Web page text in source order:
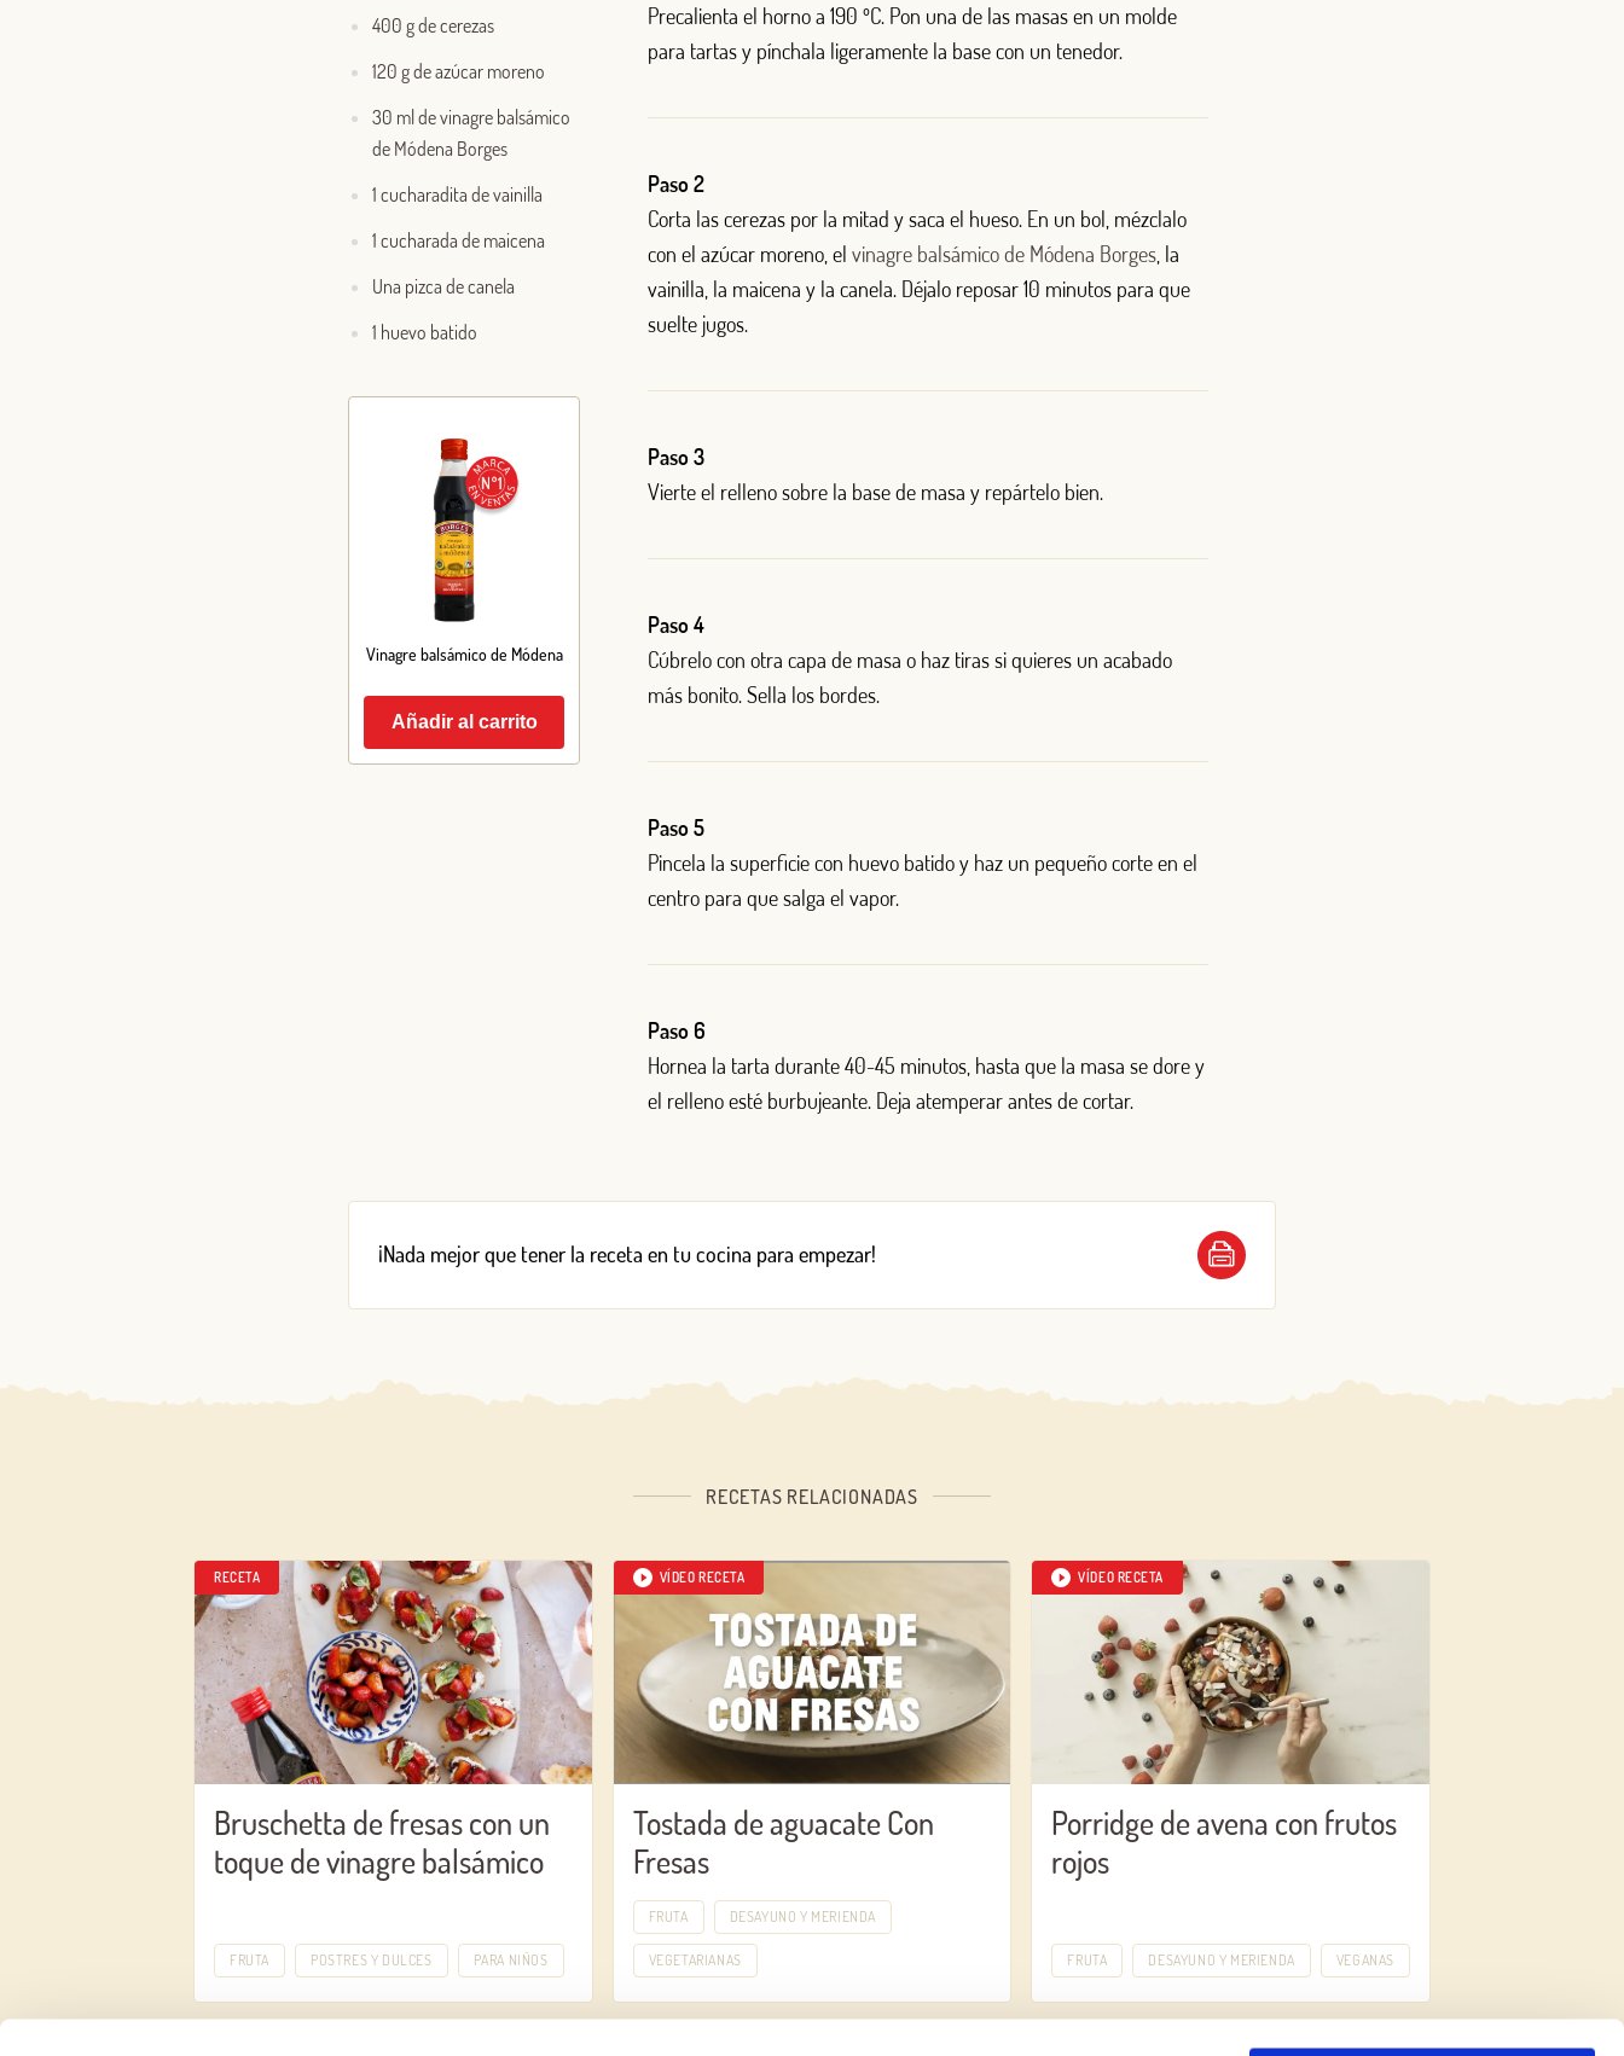
400 g de cerezas
120 g de azúcar moreno
30 ml de vinagre balsámico
de Módena Borges
1 cucharadita de vainilla
1 cucharada de maicena
Una pizca de canela
1 huevo batido
Vinagre balsámico de Módena
Añadir al carrito
Precalienta el horno a 190 ºC. Pon una de las masas en un molde
para tartas y pínchala ligeramente la base con un tenedor.
Paso 2
Corta las cerezas por la mitad y saca el hueso. En un bol, mézclalo
con el azúcar moreno, el vinagre balsámico de Módena Borges , la
vainilla, la maicena y la canela. Déjalo reposar 10 minutos para que
suelte jugos.
Paso 3
Vierte el relleno sobre la base de masa y repártelo bien.
Paso 4
Cúbrelo con otra capa de masa o haz tiras si quieres un acabado
más bonito. Sella los bordes.
Paso 5
Pincela la superficie con huevo batido y haz un pequeño corte en el
centro para que salga el vapor.
Paso 6
Hornea la tarta durante 40-45 minutos, hasta que la masa se dore y
el relleno esté burbujeante. Deja atemperar antes de cortar.
¡Nada mejor que tener la receta en tu cocina para empezar!
RECETAS RELACIONADAS
RECETA
Bruschetta de fresas con un
toque de vinagre balsámico
FRUTA POSTRES Y DULCES PARA NIÑOS
VÍDEO RECETA
Tostada de aguacate Con
Fresas
FRUTA DESAYUNO Y MERIENDA
VEGETARIANAS
VÍDEO RECETA
Porridge de avena con frutos
rojos
FRUTA DESAYUNO Y MERIENDA VEGANAS
Log in with Google
O CON TU DIRECCIÓN DE CORREO ELECTRÓNICO